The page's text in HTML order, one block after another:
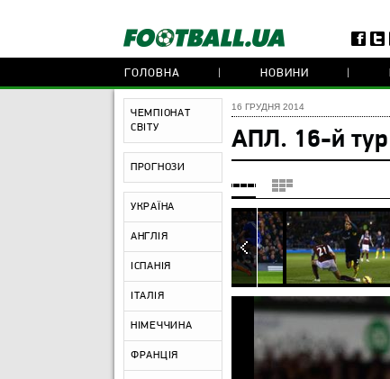
ГОЛОВНА НОВИНИ
ЧЕМПІОНАТ
СВІТУ
ПРОГНОЗИ
УКРАЇНА
АНГЛІЯ
ІСПАНІЯ
ІТАЛІЯ
НІМЕЧЧИНА
ФРАНЦІЯ
16 ГРУДНЯ 2014
АПЛ. 16-й тур